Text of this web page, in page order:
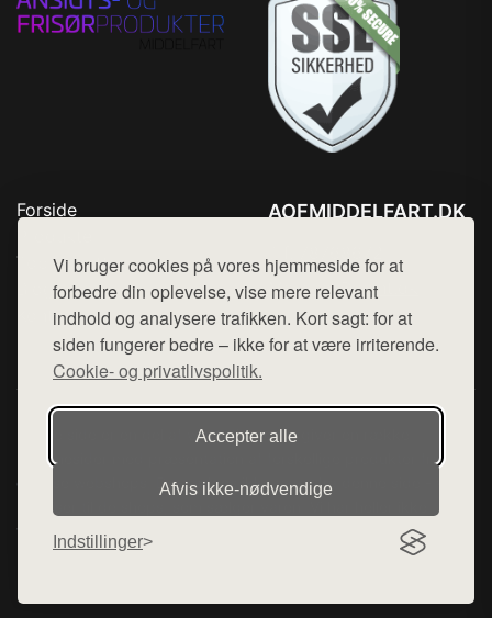
Vi bruger cookies på vores hjemmeside for at
forbedre din oplevelse, vise mere relevant
indhold og analysere trafikken. Kort sagt: for at
siden fungerer bedre – ikke for at være irriterende.
Cookie- og privatlivspolitik.
Accepter alle
Afvis ikke‑nødvendige
Indstillinger
Forside
Top Rabatter
Blog
Kontakt
AOFMIDDELFART.DK
Mail: hej@want.dk
Cookie- og privatlivspolitik
Denne side er en del af want.dk, der udgiver en række
hjemmesider med præsentation af forskellige produkter fra
diverse webshops. Der sælges ikke varer fra denne side - vi
henviser til de shops, som sælger varen. Vi har heller ikke
varerne på lager.